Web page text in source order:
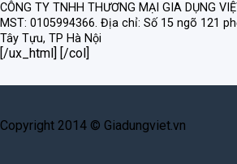
CÔNG TY TNHH THƯƠNG MẠI GIA DỤNG
MST: 0105994366. Địa chỉ: Số 15 ngõ 121
Tây Tựu, TP Hà Nội
[/ux_html] [/col]
Copyright 2014 © Giadungviet.vn